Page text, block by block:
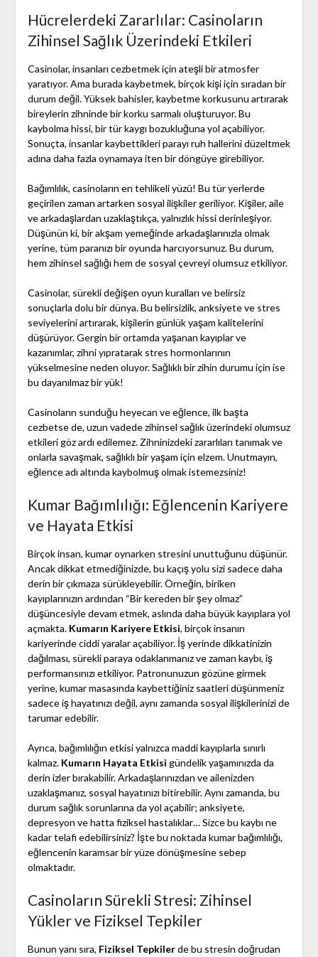
Hücrelerdeki Zararlılar: Casinoların
Zihinsel Sağlık Üzerindeki Etkileri
Casinolar, insanları cezbetmek için ateşli bir atmosfer
yaratıyor. Ama burada kaybetmek, birçok kişi için sıradan bir
durum değil. Yüksek bahisler, kaybetme korkusunu artırarak
bireylerin zihninde bir korku sarmalı oluşturuyor. Bu
kaybolma hissi, bir tür kaygı bozukluğuna yol açabiliyor.
Sonuçta, insanlar kaybettikleri parayı ruh hallerini düzeltmek
adına daha fazla oynamaya iten bir döngüye girebiliyor.
Bağımlılık, casinoların en tehlikeli yüzü! Bu tür yerlerde
geçirilen zaman artarken sosyal ilişkiler geriliyor. Kişiler, aile
ve arkadaşlardan uzaklaştıkça, yalnızlık hissi derinleşiyor.
Düşünün ki, bir akşam yemeğinde arkadaşlarınızla olmak
yerine, tüm paranızı bir oyunda harcıyorsunuz. Bu durum,
hem zihinsel sağlığı hem de sosyal çevreyi olumsuz etkiliyor.
Casinolar, sürekli değişen oyun kuralları ve belirsiz
sonuçlarla dolu bir dünya. Bu belirsizlik, anksiyete ve stres
seviyelerini artırarak, kişilerin günlük yaşam kalitelerini
düşürüyor. Gergin bir ortamda yaşanan kayıplar ve
kazanımlar, zihni yıpratarak stres hormonlarının
yükselmesine neden oluyor. Sağlıklı bir zihin durumu için ise
bu dayanılmaz bir yük!
Casinoların sunduğu heyecan ve eğlence, ilk başta
cezbetse de, uzun vadede zihinsel sağlık üzerindeki olumsuz
etkileri göz ardı edilemez. Zihninizdeki zararlıları tanımak ve
onlarla savaşmak, sağlıklı bir yaşam için elzem. Unutmayın,
eğlence adı altında kaybolmuş olmak istemezsiniz!
Kumar Bağımlılığı: Eğlencenin Kariyere
ve Hayata Etkisi
Birçok insan, kumar oynarken stresini unuttuğunu düşünür.
Ancak dikkat etmediğinizde, bu kaçış yolu sizi sadece daha
derin bir çıkmaza sürükleyebilir. Örneğin, biriken
kayıplarınızın ardından “Bir kereden bir şey olmaz”
düşüncesiyle devam etmek, aslında daha büyük kayıplara yol
açmakta. Kumarın Kariyere Etkisi, birçok insanın
kariyerinde ciddi yaralar açabiliyor. İş yerinde dikkatinizin
dağılması, sürekli paraya odaklanmanız ve zaman kaybı, iş
performansınızı etkiliyor. Patronunuzun gözüne girmek
yerine, kumar masasında kaybettiğiniz saatleri düşünmeniz
sadece iş hayatınızı değil, aynı zamanda sosyal ilişkilerinizi de
tarumar edebilir.
Ayrıca, bağımlılığın etkisi yalnızca maddi kayıplarla sınırlı
kalmaz. Kumarın Hayata Etkisi gündelik yaşamınızda da
derin izler bırakabilir. Arkadaşlarınızdan ve ailenizden
uzaklaşmanız, sosyal hayatınızı bitirebilir. Aynı zamanda, bu
durum sağlık sorunlarına da yol açabilir; anksiyete,
depresyon ve hatta fiziksel hastalıklar… Sizce bu kaybı ne
kadar telafi edebilirsiniz? İşte bu noktada kumar bağımlılığı,
eğlencenin karamsar bir yüze dönüşmesine sebep
olmaktadır.
Casinoların Sürekli Stresi: Zihinsel
Yükler ve Fiziksel Tepkiler
Bunun yanı sıra, Fiziksel Tepkilerde bu stresin doğrudan